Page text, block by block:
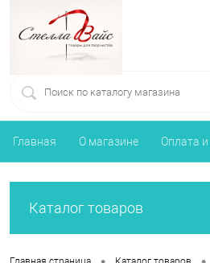
Главная О магазине Оплата
Каталог товаров